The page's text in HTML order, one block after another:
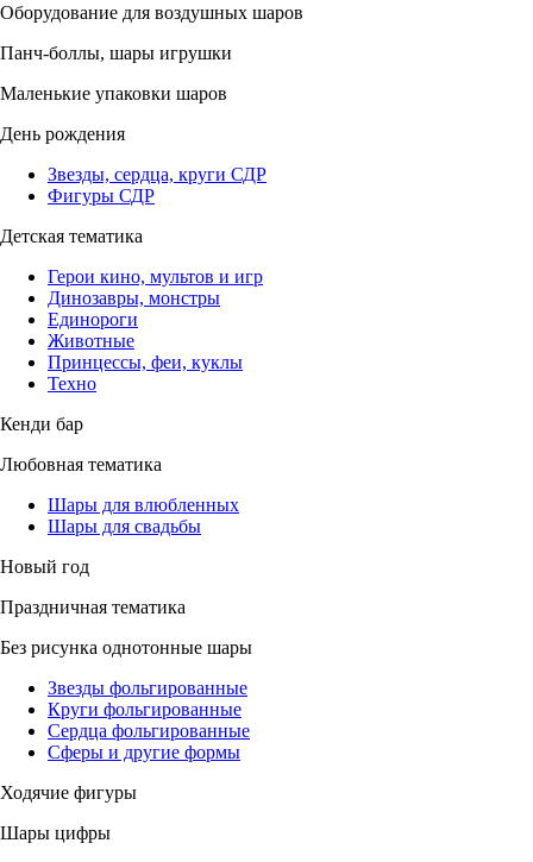
Оборудование для воздушных шаров
Панч-боллы, шары игрушки
Маленькие упаковки шаров
День рождения
Звезды, сердца, круги СДР
Фигуры СДР
Детская тематика
Герои кино, мультов и игр
Динозавры, монстры
Единороги
Животные
Принцессы, феи, куклы
Техно
Кенди бар
Любовная тематика
Шары для влюбленных
Шары для свадьбы
Новый год
Праздничная тематика
Без рисунка однотонные шары
Звезды фольгированные
Круги фольгированные
Сердца фольгированные
Сферы и другие формы
Ходячие фигуры
Шары цифры